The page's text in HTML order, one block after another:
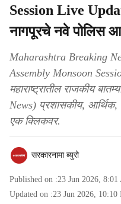
Session Live
नागपूरचे नवे पोलिस
Maharashtra Breaking
Assembly Monsoon
महाराष्ट्रातील राजकीय
News) प्रशासकीय,
एक क्लिकवर.
सरकारनामा ब्युरो
Published on :23 Jun 2026, 8:01
Updated on :23 Jun 2026, 10:10